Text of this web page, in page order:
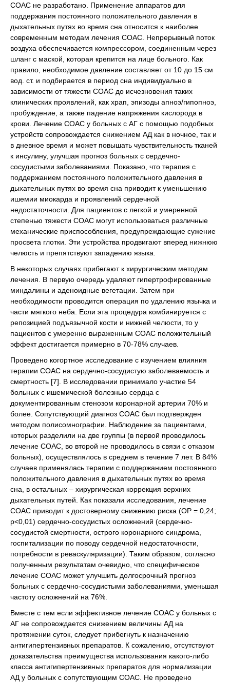
СОАС не разработано. Применение аппаратов для
поддержания постоянного положительного давления в
дыхательных путях во время сна относится к наиболее
современным методам лечения СОАС. Непрерывный поток
воздуха обеспечивается компрессором, соединенным через
шланг с маской, которая крепится на лице больного. Как
правило, необходимое давление составляет от 10 до 15 см
вод. ст. и подбирается в период сна индивидуально в
зависимости от тяжести СОАС до исчезновения таких
клинических проявлений, как храп, эпизоды апноэ/гипопноэ,
пробуждение, а также падение напряжения кислорода в
крови. Лечение СОАС у больных с АГ с помощью подобных
устройств сопровождается снижением АД как в ночное, так и
в дневное время и может повышать чувствительность тканей
к инсулину, улучшая прогноз больных с сердечно-
сосудистыми заболеваниями. Показано, что терапия с
поддержанием постоянного положительного давления в
дыхательных путях во время сна приводит к уменьшению
ишемии миокарда и проявлений сердечной
недостаточности. Для пациентов с легкой и умеренной
степенью тяжести СОАС могут использоваться различные
механические приспособления, предупреждающие сужение
просвета глотки. Эти устройства продвигают вперед нижнюю
челюсть и препятствуют западению языка.
В некоторых случаях прибегают к хирургическим методам
лечения. В первую очередь удаляют гипертрофированные
миндалины и аденоидные вегетации. Затем при
необходимости проводится операция по удалению язычка и
части мягкого неба. Если эта процедура комбинируется с
репозицией подъязычной кости и нижней челюсти, то у
пациентов с умеренно выраженным СОАС положительный
эффект достигается примерно в 70-78% случаев.
Проведено когортное исследование с изучением влияния
терапии СОАС на сердечно-сосудистую заболеваемость и
смертность [7]. В исследовании принимало участие 54
больных с ишемической болезнью сердца с
документированным стенозом коронарной артерии 70% и
более. Сопутствующий диагноз СОАС был подтвержден
методом полисомнографии. Наблюдение за пациентами,
которых разделили на две группы (в первой проводилось
лечение СОАС, во второй не проводилось в связи с отказом
больных), осуществлялось в среднем в течение 7 лет. В 84%
случаев применялась терапии с поддержанием постоянного
положительного давления в дыхательных путях во время
сна, в остальных – хирургическая коррекция верхних
дыхательных путей. Как показали исследования, лечение
СОАС приводит к достоверному снижению риска (ОР = 0,24;
р<0,01) сердечно-сосудистых осложнений (сердечно-
сосудистой смертности, острого коронарного синдрома,
госпитализации по поводу сердечной недостаточности,
потребности в реваскуляризации). Таким образом, согласно
полученным результатам очевидно, что специфическое
лечение СОАС может улучшить долгосрочный прогноз
больных с сердечно-сосудистыми заболеваниями, уменьшая
частоту осложнений на 76%.
Вместе с тем если эффективное лечение СОАС у больных с
АГ не сопровождается снижением величины АД на
протяжении суток, следует прибегнуть к назначению
антигипертензивных препаратов. К сожалению, отсутствуют
доказательства преимущества использования какого-либо
класса антигипертензивных препаратов для нормализации
АД у больных с сопутствующим СОАС. Не проведено